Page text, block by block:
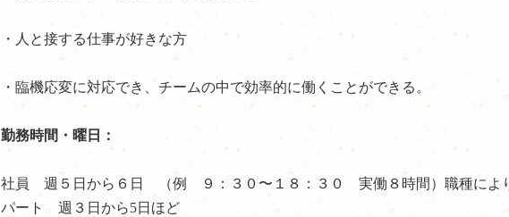
・人と接する仕事が好きな方
・臨機応変に対応でき、チームの中で効率的に働くことができる。
勤務時間・曜日：
社員 週５日から６日 （例 ９：３０〜１８：３０ 実働８時間）職種によ
パート 週３日から5日ほど